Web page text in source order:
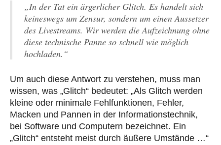
„In der Tat ein ärgerlicher Glitch. Es handelt sich
keineswegs um Zensur, sondern um einen Aussetzer
des Livestreams. Wir werden die Aufzeichnung ohne
diese technische Panne so schnell wie möglich
hochladen.“
Um auch diese Antwort zu verstehen, muss man
wissen, was „Glitch“ bedeutet: „Als Glitch werden
kleine oder minimale Fehlfunktionen, Fehler,
Macken und Pannen in der Informationstechnik,
bei Software und Computern bezeichnet. Ein
„Glitch“ entsteht meist durch äußere Umstände …“